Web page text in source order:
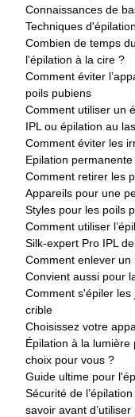
Connaissances de
Techniques d'épilation
Combien de temps
l'épilation à la cire ?
Comment éviter
poils pubiens
Comment utiliser un
IPL ou épilation au
Comment éviter les
Epilation
Comment retirer les
Appareils pour une
Styles pour les poils
Comment utiliser
Silk-expert Pro IPL
Comment enlever un
Convient aussi pour
Comment s'épiler
crible
Choisissez votre
Épilation à la
choix pour vous ?
Guide ultime pour
Sécurité de
savoir avant